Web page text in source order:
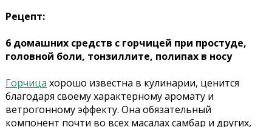
Рецепт:
6 домашних средств с горчицей при простуде,
головной боли, тонзиллите, полипах в носу
Горчица хорошо известна в кулинарии, ценится
благодаря своему характерному аромату и
ветрогонному эффекту. Она обязательный
компонент почти во всех масалах самбар и других,